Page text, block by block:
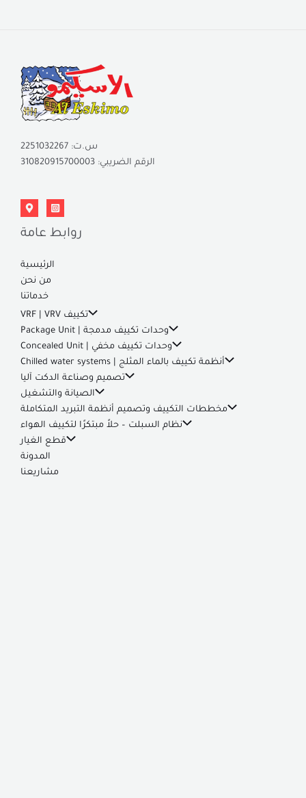
س.ت: 2251032267
الرقم الضريبي: 310820915700003
روابط عامة
الرئيسية
من نحن
خدماتنا
تكييف VRF | VRV
وحدات تكييف مدمجة | Package Unit
وحدات تكييف مخفي | Concealed Unit
أنظمة تكييف بالماء المثلج | Chilled water systems
تصميم وصناعة الدكت آليا
الصيانة والتشغيل
مخططات التكييف وتصميم أنظمة التبريد المتكاملة
نظام السبلت – حلاً مبتكرًا لتكييف الهواء
قطع الغيار
المدونة
مشاريعنا